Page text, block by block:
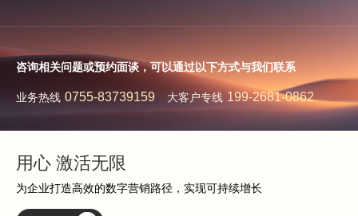
咨询相关问题或预约面谈，可以通过以下方式与我们联系
业务热线 0755-83739159 大客户专线 199-2681-0862
用心 激活无限
为企业打造高效的数字营销路径，实现可持续增长